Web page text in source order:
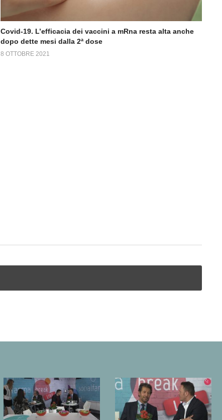
Covid-19. L’efficacia dei vaccini a mRna resta alta anche
dopo dette mesi dalla 2ª dose
8 OTTOBRE 2021